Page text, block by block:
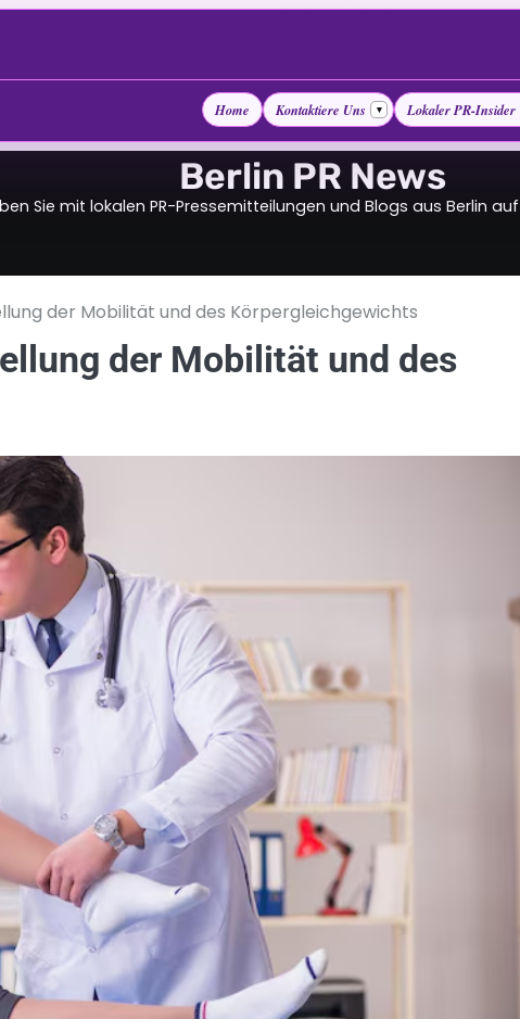
Home Kontaktiere Uns ▾ Lokaler PR-Insider
Berlin PR News
Sie mit lokalen PR-Pressemitteilungen und Blogs aus Berlin
der Mobilität und des Körpergleichgewichts
der Mobilität und des